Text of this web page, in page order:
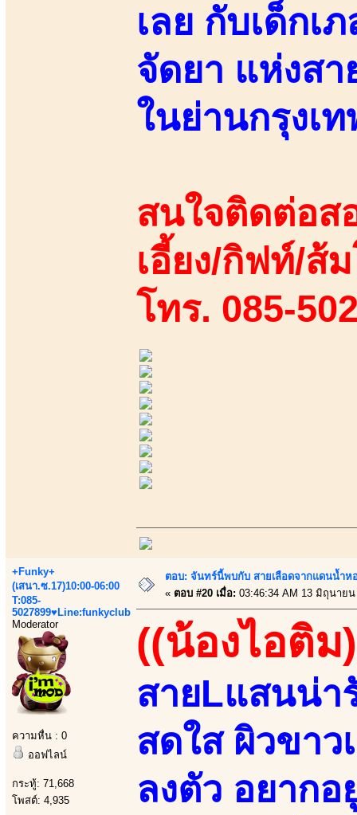
เลย กับเด็กเ
จัดยา แห่งสา
ในย่านกรุงเ
สนใจติดต่อส
เอี้ยง/กิฟท์/ส้
โทร. 085-
+Funky+
(เสนา.ซ.17)10:00-06:00
T:085-
5027899♥Line:funkyclub
Moderator
ความหื่น : 0
ออฟไลน์
กระทู้: 71,668
โพสต์: 4,935
ตอบ: จันทร์นี้พบกับ สายเลือดจากแดนน้ำ
« ตอบ #20 เมื่อ: 03:46:34 AM 13 มิถุนายน
((น้องไอติม)
สายLแสนน่า
สดใส ผิวขาว
ลงตัว อยากอ